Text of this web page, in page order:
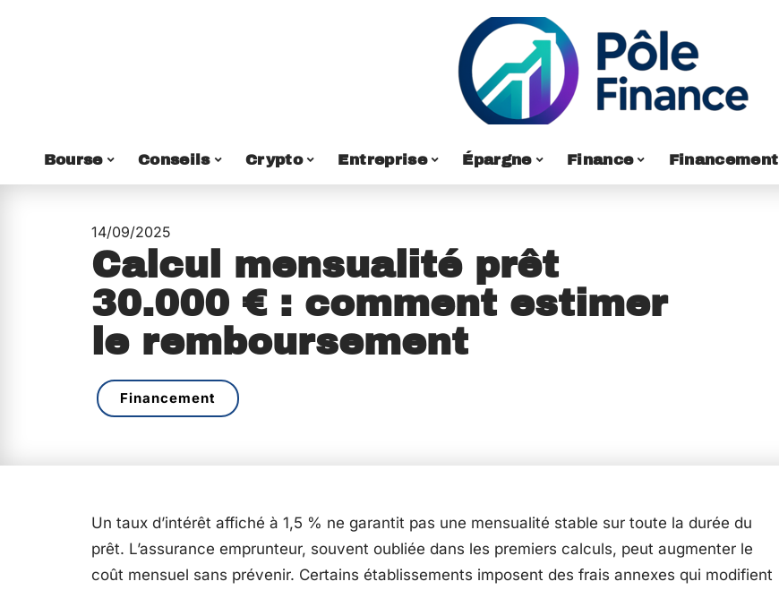
Bourse Conseils Crypto Entreprise Épargne Finance Financement
14/09/2025
Calcul mensualité prêt
30.000 € : comment estimer
le remboursement
Financement
Un taux d’intérêt affiché à 1,5 % ne garantit pas une mensualité stable sur toute la durée du
prêt. L’assurance emprunteur, souvent oubliée dans les premiers calculs, peut augmenter le
coût mensuel sans prévenir. Certains établissements imposent des frais annexes qui modifient